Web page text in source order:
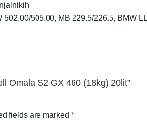
502.00/505.00, MB 229.5/226.5, BMW
Omala S2 GX 460 (18kg) 20lit”
fields are marked *